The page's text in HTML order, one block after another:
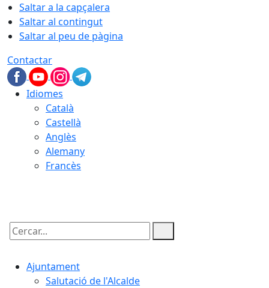
Saltar a la capçalera
Saltar al contingut
Saltar al peu de pàgina
Contactar
Idiomes
Català
Castellà
Anglès
Alemany
Francès
Cercar:
Ajuntament
Salutació de l'Alcalde